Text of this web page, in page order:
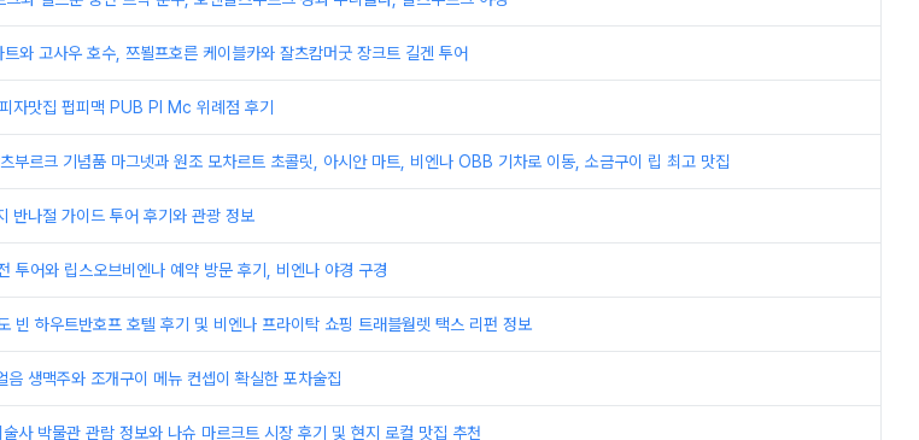
와 고사우 호수, 쯔뵐프호른 케이블카와 잘츠캄머굿 장크트 길겐 투어
자맛집 펍피맥 PUB PI Mc 위례점 후기
부르크 기념품 마그넷과 원조 모차르트 초콜릿, 아시안 마트, 비엔나 OBB 기차로 이동, 소금구이 립 최고 맛집
반나절 가이드 투어 후기와 관광 정보
투어와 립스오브비엔나 예약 방문 후기, 비엔나 야경 구경
빈 하우트반호프 호텔 후기 및 비엔나 프라이탁 쇼핑 트래블월렛 택스 리펀 정보
생맥주와 조개구이 메뉴 컨셉이 확실한 포차술집
사 박물관 관람 정보와 나슈 마르크트 시장 후기 및 현지 로컬 맛집 추천